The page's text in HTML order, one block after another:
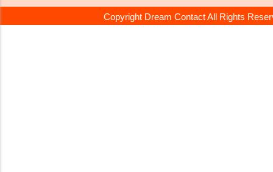
Copyright Dream Contact All Rights